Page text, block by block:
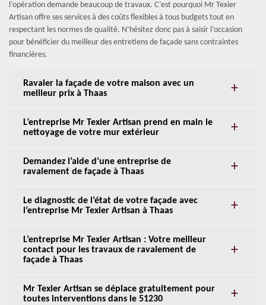
l’opération demande beaucoup de travaux. C’est pourquoi Mr Texier
Artisan offre ses services à des coûts flexibles à tous budgets tout en
respectant les normes de qualité. N’hésitez donc pas à saisir l’occasion
pour bénéficier du meilleur des entretiens de façade sans contraintes
financières.
Ravaler la façade de votre maison avec un
meilleur prix à Thaas
L’entreprise Mr Texier Artisan prend en main le
nettoyage de votre mur extérieur
Demandez l’aide d’une entreprise de
ravalement de façade à Thaas
Le diagnostic de l’état de votre façade avec
l’entreprise Mr Texier Artisan à Thaas
L’entreprise Mr Texier Artisan : Votre meilleur
contact pour les travaux de ravalement de
façade à Thaas
Mr Texier Artisan se déplace gratuitement pour
toutes interventions dans le 51230